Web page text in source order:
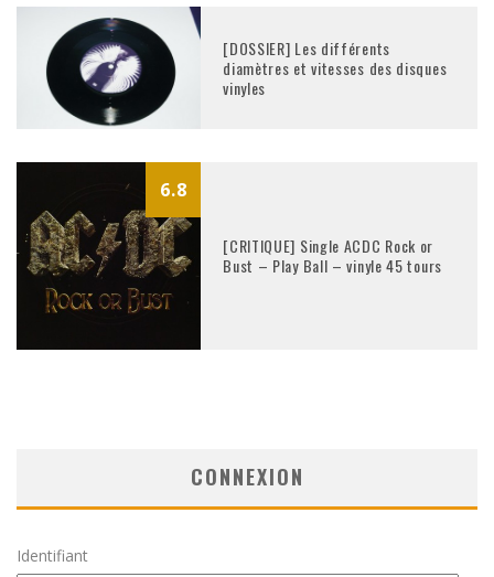
[DOSSIER] Les différents
diamètres et vitesses des disques
vinyles
6.8
[CRITIQUE] Single ACDC Rock or
Bust – Play Ball – vinyle 45 tours
CONNEXION
Identifiant